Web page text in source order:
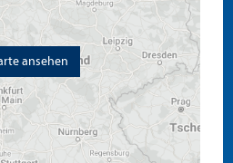
ansehen